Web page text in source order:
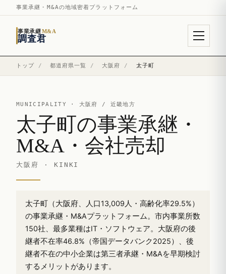
事業承継・M&Aの地域密着プラットフォーム
事業承継M&A
調査君
トップ / 都道府県一覧 / 大阪府 / 太子町
MUNICIPALITY · 大阪府 / 近畿地方
太子町の事業承継・
M&A・会社売却
大阪府 · KINKI
太子町（大阪府、人口13,009人・高齢化率29.5%）
の事業承継・M&Aプラットフォーム。市内事業所数
150社、最多業種はIT・ソフトウェア。大阪府の後
継者不在率46.8%（帝国データバンク2025）、後
継者不在の中小企業は第三者承継・M&Aを早期検討
するメリットがあります。